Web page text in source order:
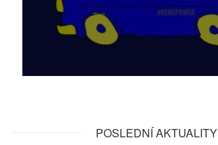
POSLEDNÍ AKTUALITY